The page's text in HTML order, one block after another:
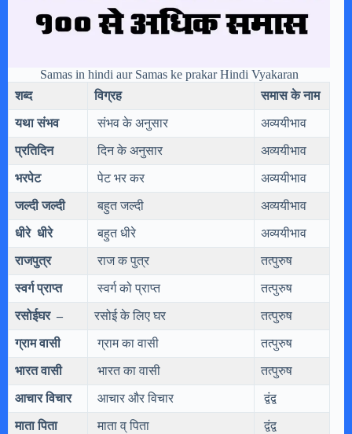
Samas in hindi aur Samas ke prakar Hindi Vyakaran
शब्द
विग्रह समास के नाम
यथा संभव संभव के अनुसार अव्ययीभाव
प्रतिदिन दिन के अनुसार अव्ययीभाव
भरपेट पेट भर कर अव्ययीभाव
जल्दी जल्दी बहुत जल्दी अव्ययीभाव
धीरे धीरे बहुत धीरे अव्ययीभाव
राजपुत्र राज क पुत्र तत्पुरुष
स्वर्ग प्राप्त स्वर्ग को प्राप्त तत्पुरुष
रसोईघर – रसोई के लिए घर तत्पुरुष
ग्राम वासी ग्राम का वासी तत्पुरुष
भारत वासी भारत का वासी तत्पुरुष
आचार विचार आचार और विचार द्वंद्व
माता पिता माता व् पिता द्वंद्व